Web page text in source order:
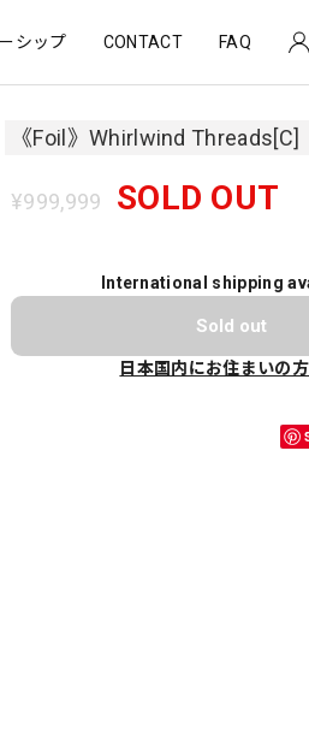
シップ CONTACT FAQ
《Foil》Whirlwind Threads[C]
¥999,999 SOLD OUT
International shipping
Sold out
日本国内にお住まいの